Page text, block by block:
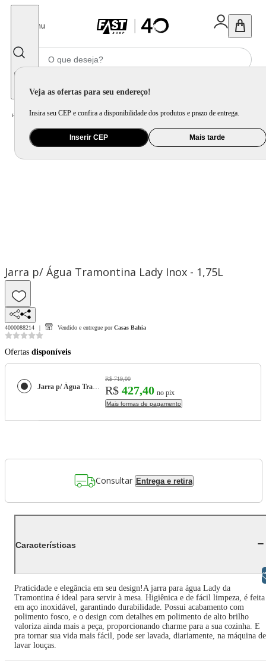
Menu
Veja as ofertas para seu endereço!
Insira seu CEP e confira a disponibilidade dos produtos e prazo de entrega.
Inserir CEP Mais tarde
Home Utilidade Doméstica Mesa / Servir
Jarra p/ Água Tramontina Lady Inox - 1,75L
4000088214 Vendido e entregue por Casas Bahia
Ofertas disponíveis
Jarra p/ Água Tramontina Lady Inox - 1,75L
R$ 719,00
R$ 427,40 no pix
Mais formas de pagamento
Consultar Entrega e retira
Características
Praticidade e elegância em seu design!A jarra para água Lady da
Tramontina é ideal para servir à mesa. Higiênica e de fácil limpeza, é feita
em aço inoxidável, garantindo durabilidade. Possui acabamento com
polimento fosco, e o design com detalhes em polimento de alto brilho
valoriza ainda mais a peça, proporcionando charme para a sua cozinha. E
pra tornar sua vida mais fácil, pode ser lavada, diariamente, na máquina de
lavar louças.
Libras